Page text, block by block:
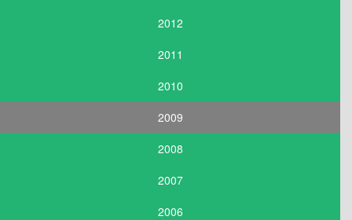
2012
2011
2010
2009
2008
2007
2006